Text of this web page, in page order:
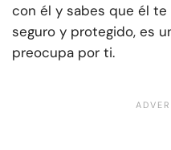
con él y sabes que él te
seguro y protegido, es
preocupa por ti.